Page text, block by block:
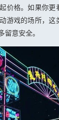
价格。如果你更
游戏的场所，这
留意安全。